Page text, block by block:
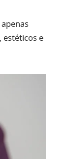
estéticos e